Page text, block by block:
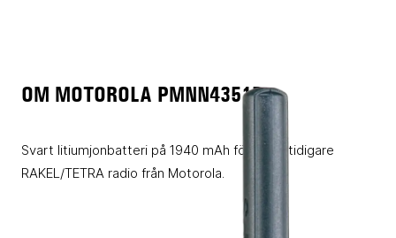
OM MOTOROLA PMNN4351B
Svart litiumjonbatteri på 1940 mAh för vissa tidigare
RAKEL/TETRA radio från Motorola.